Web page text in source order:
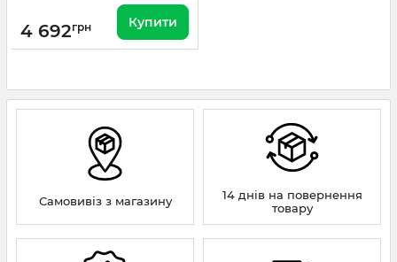
4 692грн Купити
Самовивіз з магазину
14 днів на повернення
товару